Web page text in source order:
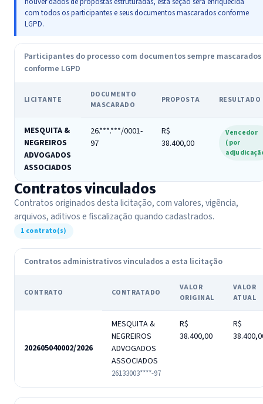
com todos os participantes e seus documentos mascarados conforme
LGPD.
Participantes do processo com documentos sempre mascarados
conforme LGPD
LICITANTE
DOCUMENTO
MASCARADO
PROPOSTA RESULTADO
MESQUITA &
NEGREIROS
ADVOGADOS
ASSOCIADOS
26.***.***/0001-
97
R$
38.400,00
Vencedor
(por
Contratos vinculados
Contratos originados desta licitação, com valores, vigência,
arquivos, aditivos e fiscalização quando cadastrados.
1 contrato(s)
Contratos administrativos vinculados a esta licitação
CONTRATO CONTRATADO
VALOR
ORIGINAL
VALOR
ATUAL
202605040002/2026
MESQUITA &
NEGREIROS
ADVOGADOS
ASSOCIADOS
26133003****-97
R$
38.400,00
R$